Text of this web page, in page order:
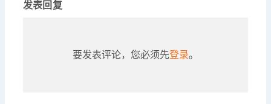
发表回复
要发表评论，您必须先登录。